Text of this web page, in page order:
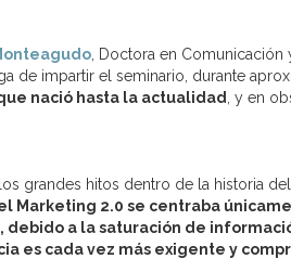
, Doctora en Comunicación
de impartir el seminario, durante
nació hasta la actualidad
, y en
grandes hitos dentro de la historia
Marketing 2.0 se centraba
debido a la saturación de
es cada vez más exigente y